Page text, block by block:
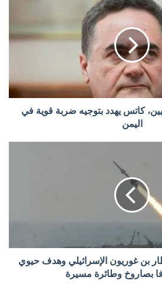
كاتس يهدد بتوجيه ضربة قوية في
اليمن
بن غوريون الإسرائيلي وهدف حيوي
بصاروخ وطائرة مسيرة